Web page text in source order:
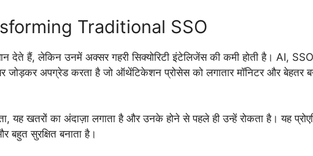
Traditional SSO
देते हैं, लेकिन उनमें अक्सर गहरी सिक्योरिटी इंटेलिजेंस की कमी होती है। AI,
जोड़कर अपग्रेड करता है जो ऑथेंटिकेशन प्रोसेस को लगातार मॉनिटर और बेहतर
यह खतरों का अंदाज़ा लगाता है और उनके होने से पहले ही उन्हें रोकता है। यह
सुरक्षित बनाता है।